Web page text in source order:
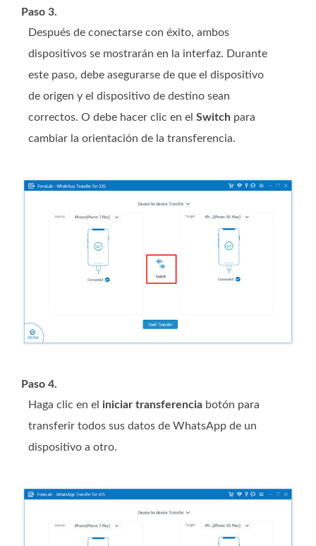
Paso 3.
Después de conectarse con éxito, ambos
dispositivos se mostrarán en la interfaz. Durante
este paso, debe asegurarse de que el dispositivo
de origen y el dispositivo de destino sean
correctos. O debe hacer clic en el Switch para
cambiar la orientación de la transferencia.
Paso 4.
Haga clic en el iniciar transferencia botón para
transferir todos sus datos de WhatsApp de un
dispositivo a otro.